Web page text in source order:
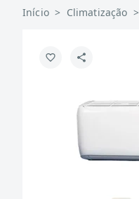
Início > Climatização